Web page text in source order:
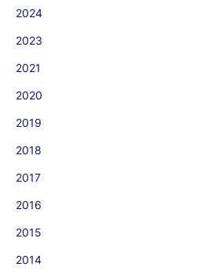
2024
2023
2021
2020
2019
2018
2017
2016
2015
2014